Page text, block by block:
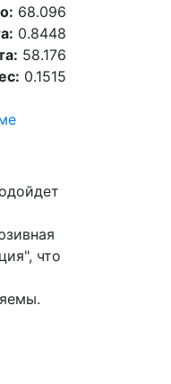
68.096
0.8448
58.176
0.1515
что